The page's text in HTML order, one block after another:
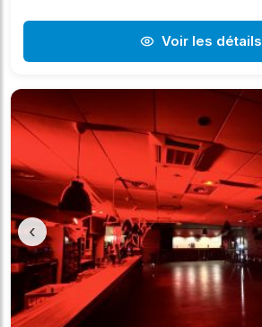
Voir les détails
‹